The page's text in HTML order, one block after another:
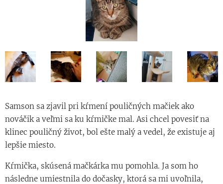
Samson sa zjavil pri kŕmení pouličných mačiek ako
nováčik a veľmi sa ku kŕmičke mal. Asi chcel povesiť na
klinec pouličný život, bol ešte malý a vedel, že existuje aj
lepšie miesto.
Kŕmička, skúsená mačkárka mu pomohla. Ja som ho
následne umiestnila do dočasky, ktorá sa mi uvoľnila,